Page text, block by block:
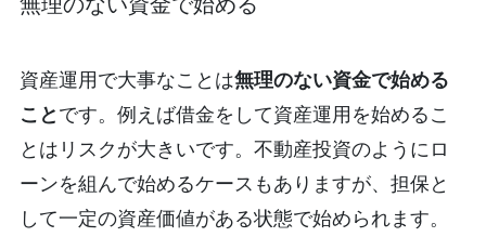
資産運用で大事なことは無理のない資金で始める
ことです。例えば借金をして資産運用を始めるこ
とはリスクが大きいです。不動産投資のようにロ
ーンを組んで始めるケースもありますが、担保と
して一定の資産価値がある状態で始められます。